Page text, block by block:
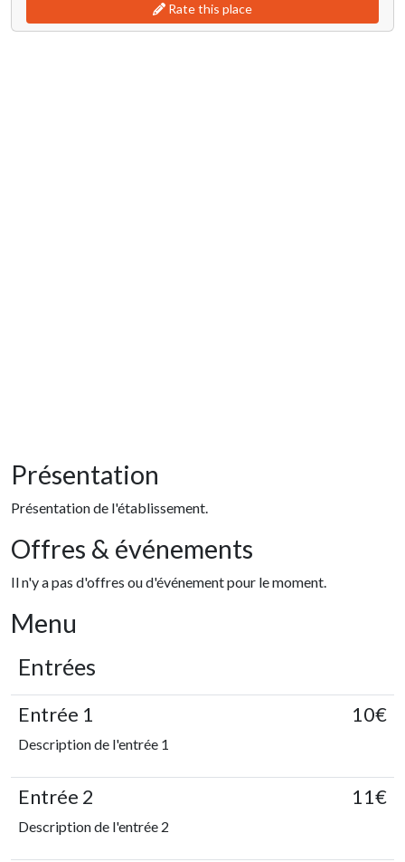
Rate this place
Présentation
Présentation de l'établissement.
Offres & événements
Il n'y a pas d'offres ou d'événement pour le moment.
Menu
Entrées
Entrée 1
Description de l'entrée 1
10€
Entrée 2
Description de l'entrée 2
11€